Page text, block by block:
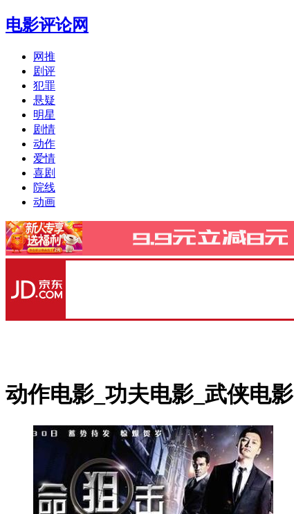
电影评论网
网推
剧评
犯罪
悬疑
明星
剧情
动作
爱情
喜剧
院线
动画
动作电影_功夫电影_武侠电影